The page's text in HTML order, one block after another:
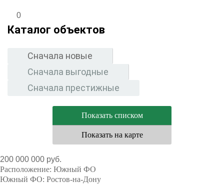
0
Каталог объектов
Сначала новые
Сначала выгодные
Сначала престижные
Показать списком
Показать на карте
200 000 000 руб.
Расположение: Южный ФО
Южный ФО: Ростов-на-Дону